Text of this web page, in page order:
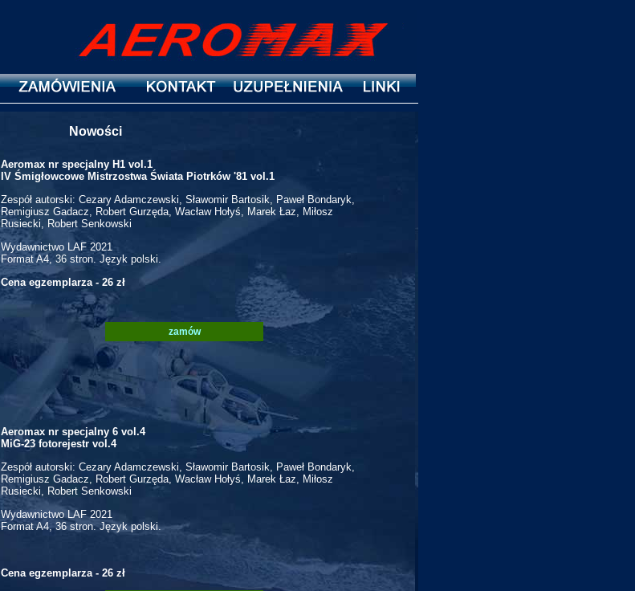
Nowości
Aeromax nr specjalny H1 vol.1
IV Śmigłowcowe Mistrzostwa Świata Piotrków '81 vol.1
Zespół autorski: Cezary Adamczewski, Sławomir Bartosik, Paweł Bondaryk,
Remigiusz Gadacz, Robert Gurzęda, Wacław Hołyś, Marek Łaz, Miłosz
Rusiecki, Robert Senkowski
Wydawnictwo LAF 2021
Format A4, 36 stron. Język polski.
Cena egzemplarza - 26 zł
zamów
Aeromax nr specjalny 6 vol.4
MiG-23 fotorejestr vol.4
Zespół autorski: Cezary Adamczewski, Sławomir Bartosik, Paweł Bondaryk,
Remigiusz Gadacz, Robert Gurzęda, Wacław Hołyś, Marek Łaz, Miłosz
Rusiecki, Robert Senkowski
Wydawnictwo LAF 2021
Format A4, 36 stron. Język polski.
Cena egzemplarza - 26 zł